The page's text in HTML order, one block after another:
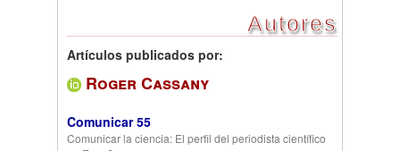
Autores
Artículos publicados por:
Roger Cassany
Comunicar 55
Comunicar la ciencia: El perfil del periodista científico